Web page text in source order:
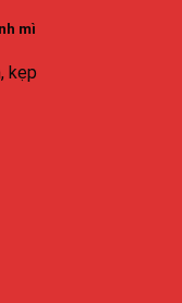
mì
kẹp